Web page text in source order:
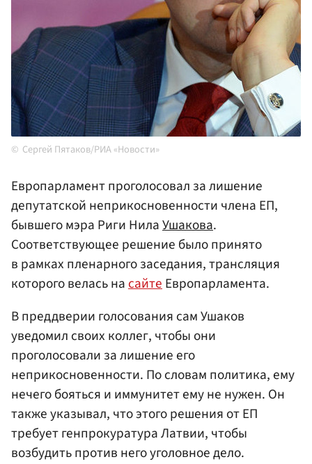
Сергей Пятаков/РИА «Новости»
Европарламент проголосовал за лишение
депутатской неприкосновенности члена ЕП,
бывшего мэра Риги НилаУшакова.
Соответствующее решение было принято
в рамках пленарного заседания, трансляция
которого велась насайтеЕвропарламента.
В преддверии голосования сам Ушаков
уведомил своих коллег, чтобы они
проголосовали за лишение его
неприкосновенности. По словам политика, ему
нечего бояться и иммунитет ему не нужен. Он
также указывал, что этого решения от ЕП
требует генпрокуратура Латвии, чтобы
возбудить против него уголовное дело.